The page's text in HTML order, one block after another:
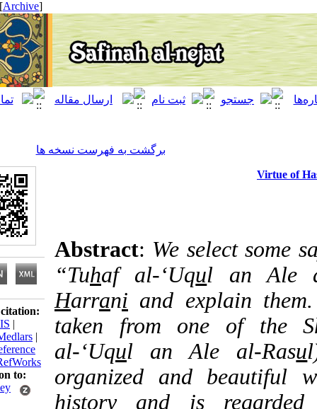
[ English ]
برگشت به فهرست نسخه ها
Abstract:We select
“Tuhaf al-‘Uq l an
Harran and explain
taken from one of
al-‘Uqu
l an Ale al-
organized and
history and is
Download citation:
BibTeX
RIS|
EndNote
Medlars|
ProCite
Reference
Manager
RefWorks
Send citation to:
Mendeley